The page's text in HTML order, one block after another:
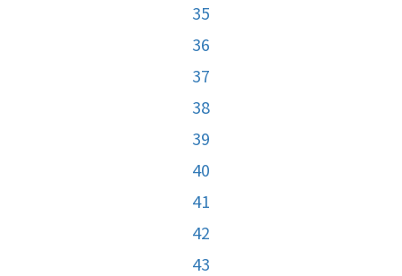
35
36
37
38
39
40
41
42
43